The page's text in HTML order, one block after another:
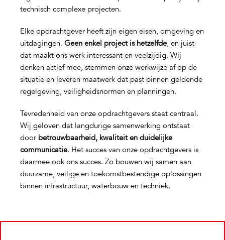
technisch complexe projecten.
Elke opdrachtgever heeft zijn eigen eisen, omgeving en
uitdagingen. Geen enkel project is hetzelfde, en juist
dat maakt ons werk interessant en veelzijdig. Wij
denken actief mee, stemmen onze werkwijze af op de
situatie en leveren maatwerk dat past binnen geldende
regelgeving, veiligheidsnormen en planningen.
Tevredenheid van onze opdrachtgevers staat centraal.
Wij geloven dat langdurige samenwerking ontstaat
door betrouwbaarheid, kwaliteit en duidelijke
communicatie. Het succes van onze opdrachtgevers is
daarmee ook ons succes. Zo bouwen wij samen aan
duurzame, veilige en toekomstbestendige oplossingen
binnen infrastructuur, waterbouw en techniek.